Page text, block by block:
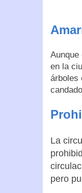
Aunque
en la
árboles
La
pero